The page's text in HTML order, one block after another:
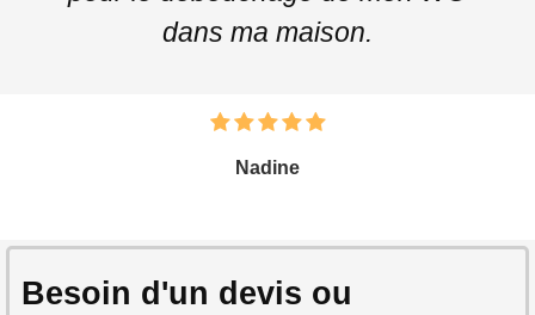
dans ma maison.
Nadine
Besoin d'un devis ou